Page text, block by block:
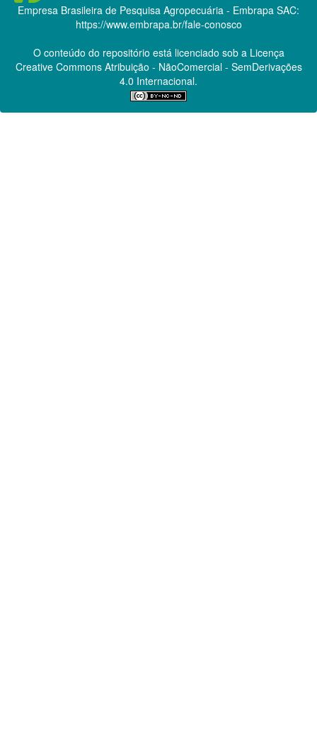
Empresa Brasileira de Pesquisa Agropecuária - Embrapa SAC:
https://www.embrapa.br/fale-conosco
O conteúdo do repositório está licenciado sob a Licença
Creative CommonsAtribuição - NãoComercial - SemDerivações
4.0 Internacional.